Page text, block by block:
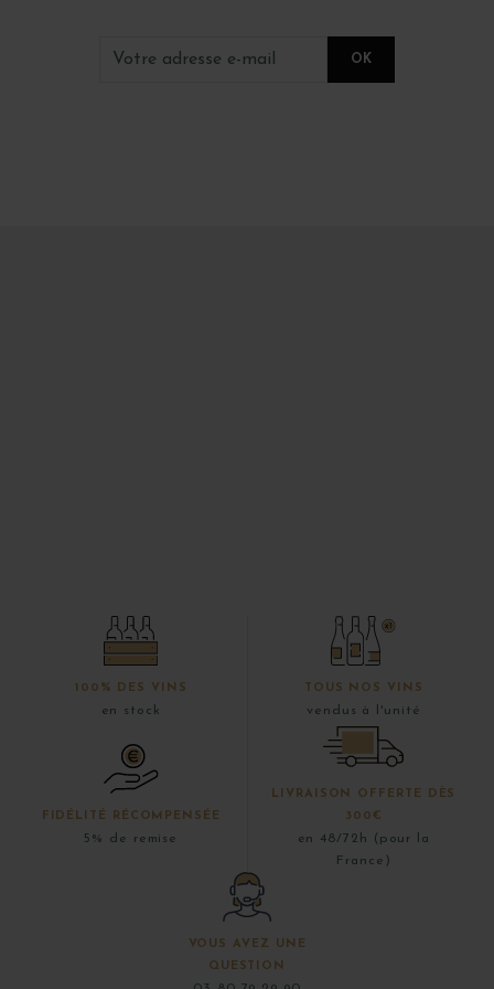
100% DES VINS
en stock
TOUS NOS VINS
vendus à l'unité
FIDÉLITÉ RÉCOMPENSÉE
5% de remise
LIVRAISON OFFERTE DÈS
300€
en 48/72h (pour la
France)
VOUS AVEZ UNE
QUESTION